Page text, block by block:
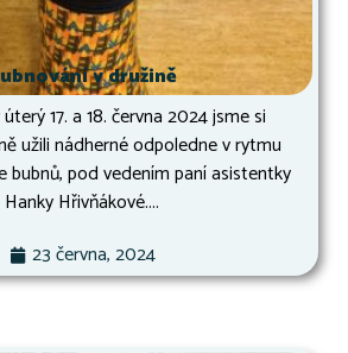
v družině
17. a 18. června 2024 jsme si
užili nádherné odpoledne v rytmu
bubnů, pod vedením paní asistentky
Hanky Hřivňákové....
23 června, 2024